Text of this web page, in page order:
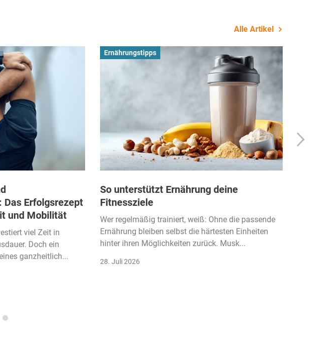
Alle Artikel
Erfolgsrezept
und Mobilität
viel Zeit in
Doch ein
ganzheitlich...
Ernährungstipps
So unterstützt Ernährung deine
Fitnessziele
Wer regelmäßig trainiert, weiß: Ohne die passende
Ernährung bleiben selbst die härtesten Einheiten
hinter ihren Möglichkeiten zurück. Musk...
28. Juli 2026